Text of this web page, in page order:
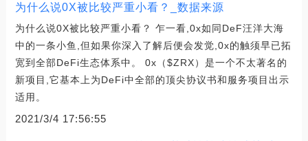
为什么说0X被比较严重小看？_数据来源
为什么说0X被比较严重小看？ 乍一看,0x如同DeF汪洋大海
中的一条小鱼,但如果你深入了解后便会发觉,0x的触须早已拓
宽到全部DeFi生态体系中。 0x（$ZRX）是一个不太著名的
新项目,它基本上为DeFi中全部的顶尖协议书和服务项目出示
适用。
2021/3/4 17:56:55